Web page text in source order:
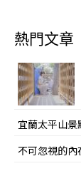
熱門文章
宜蘭太平山
不可忽視的內